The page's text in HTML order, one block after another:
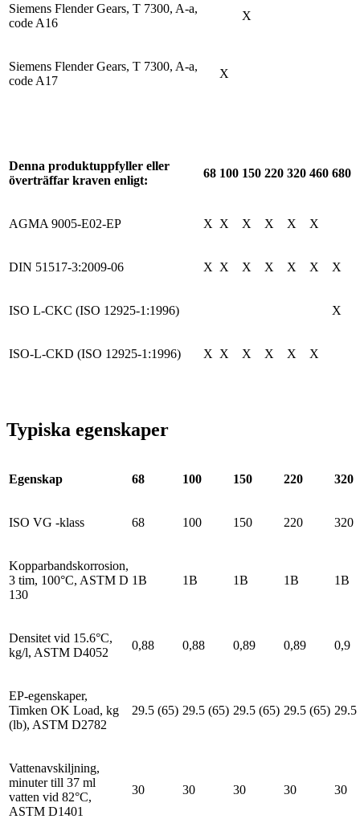
Siemens Flender Gears, T 7300, A-a,
code A16
X
Siemens Flender Gears, T 7300, A-a,
code A17
X
Denna produktuppfyller eller
överträffar kraven enligt:
68 100 150 220 320 460 680
AGMA 9005-E02-EP X X X X X X
DIN 51517-3:2009-06 X X X X X X X
ISO L-CKC (ISO 12925-1:1996) X
ISO-L-CKD (ISO 12925-1:1996) X X X X X X
Typiska egenskaper
Egenskap 68 100 150 220 320
ISO VG -klass 68 100 150 220 320
Kopparbandskorrosion,
3 tim, 100°C, ASTM D
130
1B 1B 1B 1B 1B
Densitet vid 15.6°C,
kg/l, ASTM D4052
0,88 0,88 0,89 0,89 0,9
EP-egenskaper,
Timken OK Load, kg
(lb), ASTM D2782
29.5 (65) 29.5 (65) 29.5 (65) 29.5 (65) 29.5
Vattenavskiljning,
minuter till 37 ml
vatten vid 82°C,
ASTM D1401
30 30 30 30 30